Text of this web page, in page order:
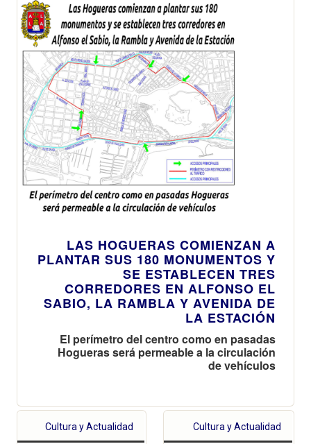
ocasiones
hasta octubre
LAS HOGUERAS COMIENZAN A
PLANTAR SUS 180 MONUMENTOS Y
SE ESTABLECEN TRES
CORREDORES EN ALFONSO EL
SABIO, LA RAMBLA Y AVENIDA DE
LA ESTACIÓN
El perímetro del centro como en pasadas
Hogueras será permeable a la circulación
de vehículos
Cultura y Actualidad Cultura y Actualidad